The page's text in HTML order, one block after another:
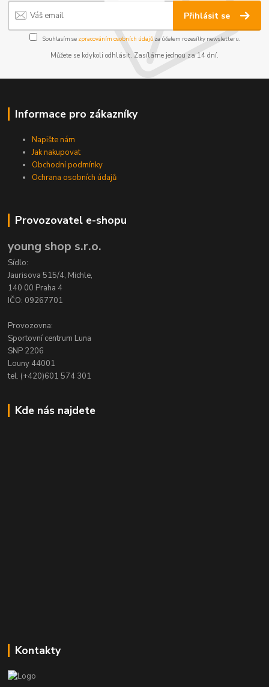
Přihlásit se
Souhlasím se zpracováním osobních údajůza účelem rozesílky newsletteru.
Můžete se kdykoli odhlásit. Zasíláme jednou za 14 dní.
Informace pro zákazníky
Napište nám
Jak nakupovat
Obchodní podmínky
Ochrana osobních údajů
Provozovatel e-shopu
young shop s.r.o.
Sídlo:
Jaurisova 515/4, Michle,
140 00 Praha 4
IČO: 09267701
Provozovna:
Sportovní centrum Luna
SNP 2206
Louny 44001
tel. (+420)601 574 301
Kde nás najdete
Kontakty